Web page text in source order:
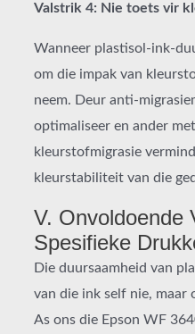
Valstrik 4: Nie toets vir
Wanneer plastisol-ink-
om die impak van
neem. Deur anti-
optimaliseer en ander
kleurstofmigrasie
kleurstabiliteit van die
V. Onvoldoende
Spesifieke
Die duursaamheid van
van die ink self nie, maar
As ons die Epson WF